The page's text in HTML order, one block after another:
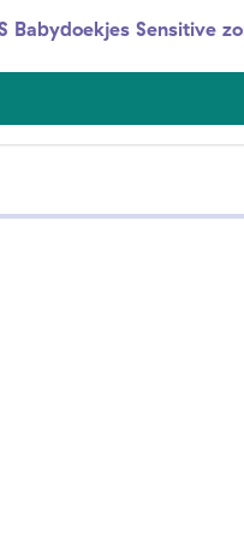
Babydoekjes Sensitive